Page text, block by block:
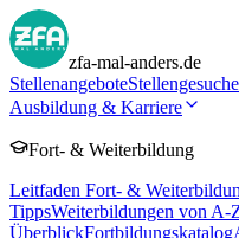
zfa-mal-anders.de
StellenangeboteStellengesuche
Ausbildung & Karriere
Fort- & Weiterbildung
Leitfaden Fort- &
TippsWeiterbildungen von A-
ÜberblickFortbildungskatalog